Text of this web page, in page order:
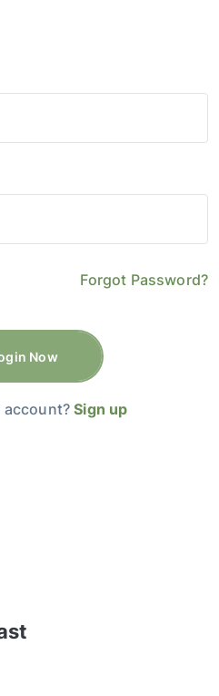
Forgot Password?
Now
account?Sign up